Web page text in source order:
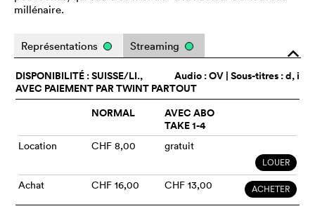
millénaire.
o
Représentations Streaming
Audio :OV | Sous-titres : d, i
DISPONIBILITÉ : SUISSE/LI.,
AVEC PAIEMENT PAR TWINT PARTOUT
NORMAL
AVEC ABO
TAKE 1-4
Location CHF 8,00 gratuit
LOUER
Achat CHF 16,00 CHF 13,00 ACHETER